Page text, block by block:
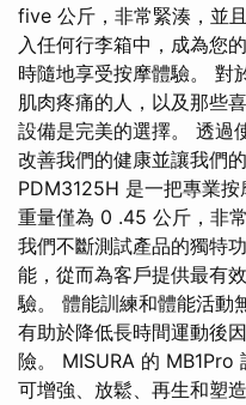
five 公斤，非常緊湊，並
入任何行李箱中，成為您
時隨地享受按摩體驗。 對
肌肉疼痛的人，以及那些
設備是完美的選擇。 透過
改善我們的健康並讓我們
PDM3125H 是一把專業
重量僅為 0 .45 公斤，非
我們不斷測試產品的獨特
能，從而為客戶提供最有
驗。 體能訓練和體能活動
有助於降低長時間運動後
險。 MISURA 的 MB1Pro
可增強、放鬆、再生和塑